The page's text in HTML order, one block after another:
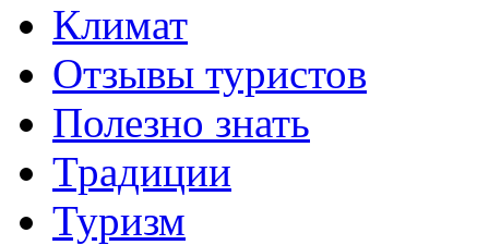
Климат
Отзывы туристов
Полезно знать
Традиции
Туризм